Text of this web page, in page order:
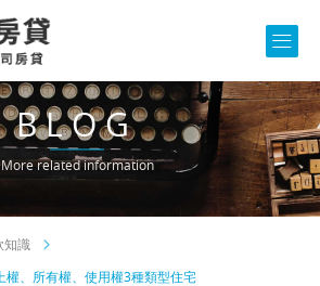
BLOG
More related information
知識
權、所有權、使用權3種類型住宅